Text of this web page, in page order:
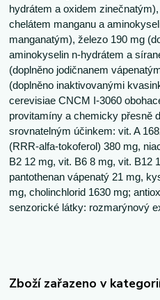
hydrátem a oxidem
chelátem manganu a
manganatým), železo 190 mg
aminokyselin n-hydrátem a
(doplněno jodičnanem
(doplněno inaktivovanými
cerevisiae CNCM I-3060
provitamíny a chemicky přesně
srovnatelným účinkem: vit. A
(RRR-alfa-tokoferol) 380 mg,
B2 12 mg, vit. B6 8 mg, vit. B12
pantothenan vápenatý 21 mg,
mg, cholinchlorid 1630 mg;
senzorické látky: rozmarýnový
Zboží zařazeno v